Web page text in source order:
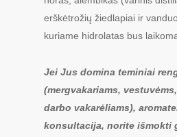
erškėtrožių žiedlapiai ir
kuriame hidrolatas bus
Jei Jus domina teminiai
(mergvakariams,
darbo vakarėliams),
konsultacija, norite išmokti